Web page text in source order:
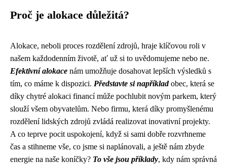
Proč je alokace důležitá?
Alokace, neboli proces rozdělení zdrojů, hraje klíčovou roli v
našem každodenním životě, ať už si to uvědomujeme nebo ne.
Efektivní alokace nám umožňuje dosahovat lepších výsledků s
tím, co máme k dispozici. Představte si napříkladobec, která se
díky chytré alokaci financí může pochlubit novým parkem, který
slouží všem obyvatelům. Nebo firmu, která díky promyšlenému
rozdělení lidských zdrojů zvládá realizovat inovativní projekty.
A co teprve pocit uspokojení, když si sami dobře rozvrhneme
čas a stihneme vše, co jsme si naplánovali, a ještě nám zbyde
energie na naše koníčky? To vše jsou příklady, kdy nám správná